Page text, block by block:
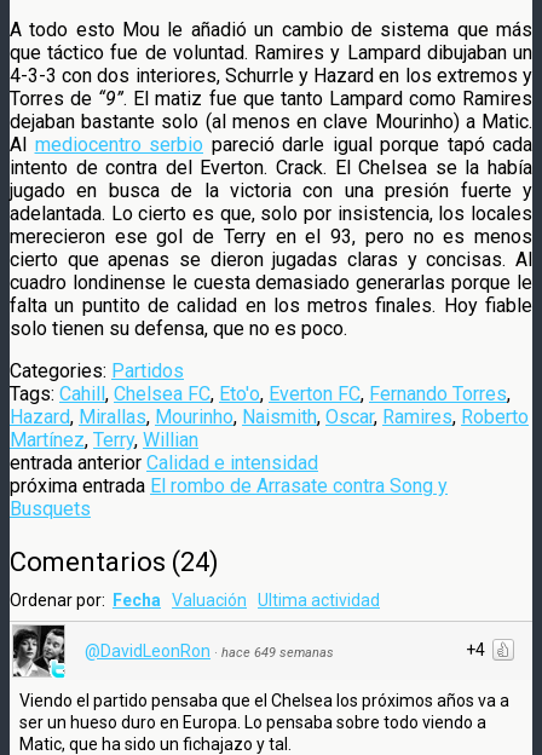
A todo esto Mou le añadió un cambio de sistema que más
que táctico fue de voluntad. Ramires y Lampard dibujaban un
4-3-3 con dos interiores, Schurrle y Hazard en los extremos y
Torres de “9”. El matiz fue que tanto Lampard como Ramires
dejaban bastante solo (al menos en clave Mourinho) a Matic.
Al mediocentro serbio pareció darle igual porque tapó cada
intento de contra del Everton. Crack. El Chelsea se la había
jugado en busca de la victoria con una presión fuerte y
adelantada. Lo cierto es que, solo por insistencia, los locales
merecieron ese gol de Terry en el 93, pero no es menos
cierto que apenas se dieron jugadas claras y concisas. Al
cuadro londinense le cuesta demasiado generarlas porque le
falta un puntito de calidad en los metros finales. Hoy fiable
solo tienen su defensa, que no es poco.
Categories: Partidos
Tags: Cahill, Chelsea FC, Eto'o, Everton FC, Fernando Torres,
Hazard, Mirallas, Mourinho, Naismith, Oscar, Ramires, Roberto
Martínez, Terry, Willian
entrada anterior Calidad e intensidad
próxima entrada El rombo de Arrasate contra Song y
Busquets
Comentarios (24)
Ordenar por: Fecha Valuación Ultima actividad
+4
@DavidLeonRon · hace 649 semanas
Viendo el partido pensaba que el Chelsea los próximos años va a
ser un hueso duro en Europa. Lo pensaba sobre todo viendo a
Matic, que ha sido un fichajazo y tal.